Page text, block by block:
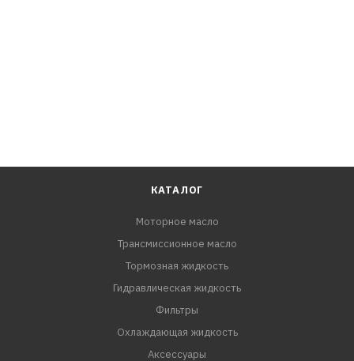
ветошью или тканевой салфеткой и промойте водой.
КАТАЛОГ
Моторное масло
Трансмиссионное масло
Тормозная жидкость
Гидравлическая жидкость
Фильтры
Охлаждающая жидкость
Аксессуары